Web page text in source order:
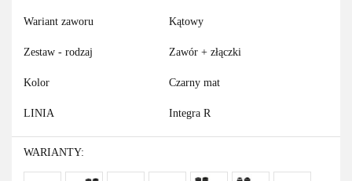
Wariant zaworu Kątowy
Zestaw - rodzaj Zawór + złączki
Kolor Czarny mat
LINIA Integra R
WARIANTY: